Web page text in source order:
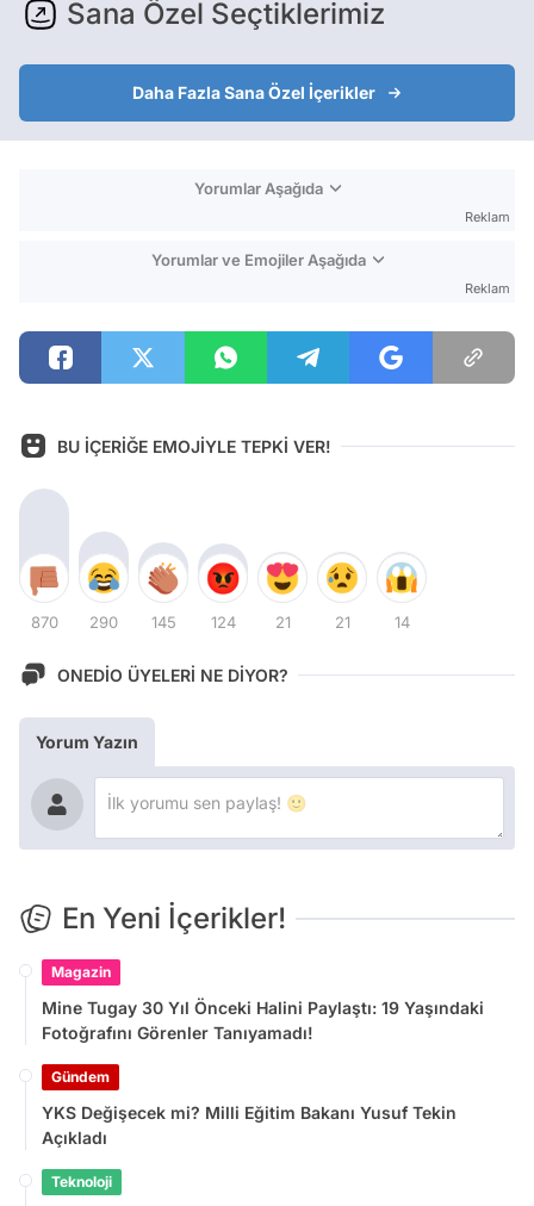
Sana Özel Seçtiklerimiz
Daha Fazla Sana Özel İçerikler
Yorumlar Aşağıda
Reklam
Yorumlar ve Emojiler Aşağıda
Reklam
BU İÇERİĞE EMOJİYLE TEPKİ VER!
870 290 145 124 21 21 14
ONEDİO ÜYELERİ NE DİYOR?
Yorum Yazın
En Yeni İçerikler!
Magazin
Mine Tugay 30 Yıl Önceki Halini Paylaştı: 19 Yaşındaki
Fotoğrafını Görenler Tanıyamadı!
Gündem
YKS Değişecek mi? Milli Eğitim Bakanı Yusuf Tekin
Açıkladı
Teknoloji